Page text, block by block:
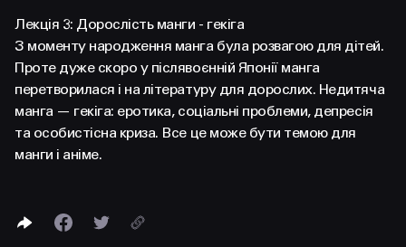
hello@prjctr.com
INSTAGRAM TELEGRAM
FACEBOOK LINKEDIN
Лекція 3: Дорослість манги - гекіга
З моменту народження манга була розвагою для дітей.
Проте дуже скоро у післявоєнній Японії манга
перетворилася і на літературу для дорослих. Недитяча
манга — гекіга: еротика, соціальні проблеми, депресія
та особистісна криза. Все це може бути темою для
манги і аніме.